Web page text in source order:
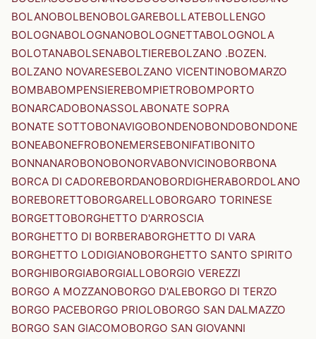
BOLANOBOLBENOBOLGAREBOLLATEBOLLENGO
BOLOGNABOLOGNANOBOLOGNETTABOLOGNOLA
BOLOTANABOLSENABOLTIEREBOLZANO .BOZEN.
BOLZANO NOVARESEBOLZANO VICENTINOBOMARZO
BOMBABOMPENSIEREBOMPIETROBOMPORTO
BONARCADOBONASSOLABONATE SOPRA
BONATE SOTTOBONAVIGOBONDENOBONDOBONDONE
BONEABONEFROBONEMERSEBONIFATIBONITO
BONNANAROBONOBONORVABONVICINOBORBONA
BORCA DI CADOREBORDANOBORDIGHERABORDOLANO
BOREBORETTOBORGARELLOBORGARO TORINESE
BORGETTOBORGHETTO D'ARROSCIA
BORGHETTO DI BORBERABORGHETTO DI VARA
BORGHETTO LODIGIANOBORGHETTO SANTO SPIRITO
BORGHIBORGIABORGIALLOBORGIO VEREZZI
BORGO A MOZZANOBORGO D'ALEBORGO DI TERZO
BORGO PACEBORGO PRIOLOBORGO SAN DALMAZZO
BORGO SAN GIACOMOBORGO SAN GIOVANNI